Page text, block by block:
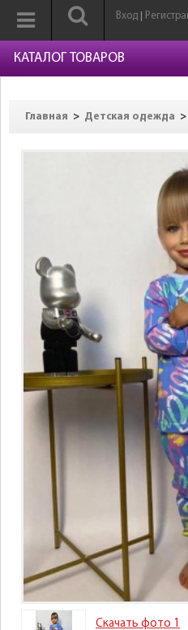
Вход
КАТАЛОГ ТОВАРОВ
Главная > Детская одежда >
Скачать фото 1